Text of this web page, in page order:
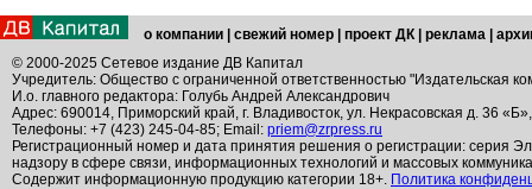
о компании свежий номер проект ДК реклама
© 2000-2025 Сетевое издание ДВ Капитал
Учредитель: Общество с ограниченной ответственностью "Издательская
И.о. главного редактора: Голубь Андрей Александрович
Адрес: 690014, Приморский край, г. Владивосток, ул. Некрасовская д. 36
Телефоны: +7 (423) 245-04-85; Email: priem@zrpress.ru
Регистрационный номер и дата принятия решения о регистрации: серия
надзору в сфере связи, информационных технологий и массовых
Содержит информационную продукцию категории 18+. Политика